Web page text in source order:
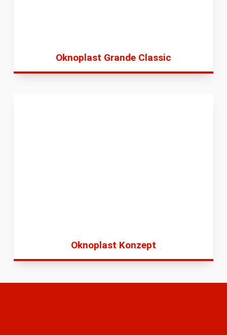
Oknoplast Grande Classic
Oknoplast Konzept